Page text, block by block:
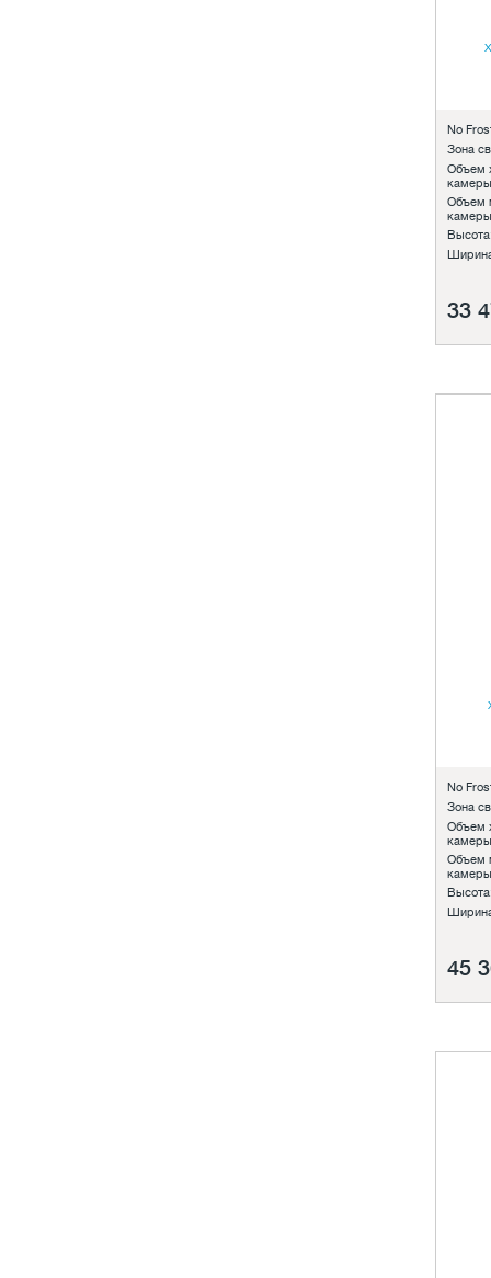
No
Зона
Объем
Объем
33
No
Зона
Объем
Объем
45